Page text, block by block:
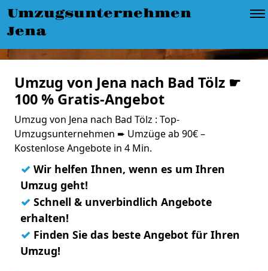
Umzugsunternehmen
Jena
Umzug von Jena nach Bad Tölz ☛
100 % Gratis-Angebot
Umzug von Jena nach Bad Tölz : Top-
Umzugsunternehmen ➨ Umzüge ab 90€ –
Kostenlose Angebote in 4 Min.
✓ Wir helfen Ihnen, wenn es um Ihren
Umzug geht!
✓ Schnell & unverbindlich Angebote
erhalten!
✓ Finden Sie das beste Angebot für Ihren
Umzug!